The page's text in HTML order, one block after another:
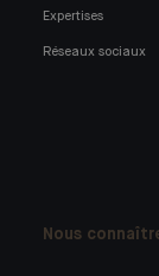
Expertises
Réseaux sociaux
Nous